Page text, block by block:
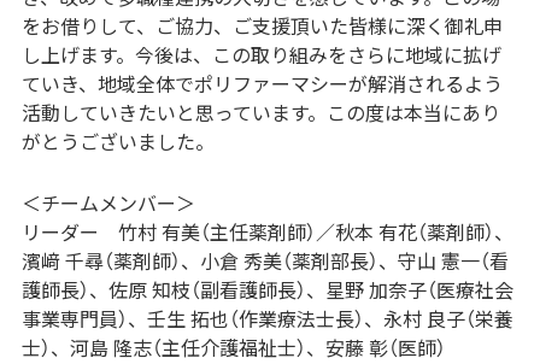
をお借りして、ご協力、ご支援頂いた皆様に深く御礼申
し上げます。今後は、この取り組みをさらに地域に拡げ
ていき、地域全体でポリファーマシーが解消されるよう
活動していきたいと思っています。この度は本当にあり
がとうございました。
＜チームメンバー＞
リーダー 竹村 有美（主任薬剤師）／秋本 有花（薬剤師）、
濱﨑 千尋（薬剤師）、小倉 秀美（薬剤部長）、守山 憲一（看
護師長）、佐原 知枝（副看護師長）、星野 加奈子（医療社会
事業専門員）、壬生 拓也（作業療法士長）、永村 良子（栄養
士）、河島 隆志（主任介護福祉士）、安藤 彰（医師）